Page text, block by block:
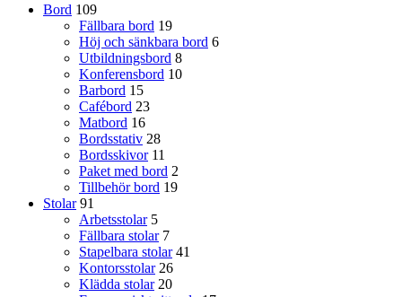
Bord 109
Fällbara bord 19
Höj och sänkbara bord 6
Utbildningsbord 8
Konferensbord 10
Barbord 15
Cafébord 23
Matbord 16
Bordsstativ 28
Bordsskivor 11
Paket med bord 2
Tillbehör bord 19
Stolar 91
Arbetsstolar 5
Fällbara stolar 7
Stapelbara stolar 41
Kontorsstolar 26
Klädda stolar 20